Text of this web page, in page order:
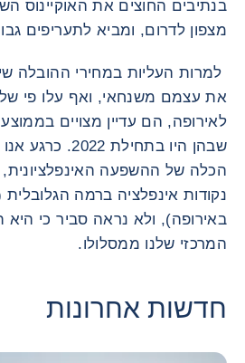
בנתיבים החוצים את האוקיינוס
מצפון לדרום, ומביא לתעריפים
למרות העליות במחירי ההובלה
את עצמם משנחאי, ואף עלו פי
לאירופה, הם עדיין מצויים
שבהן היו בתחילת
באירופה), ולא נראה סביר כי
המרכזי שלנו ממסלולו.
חדשות אחרונות